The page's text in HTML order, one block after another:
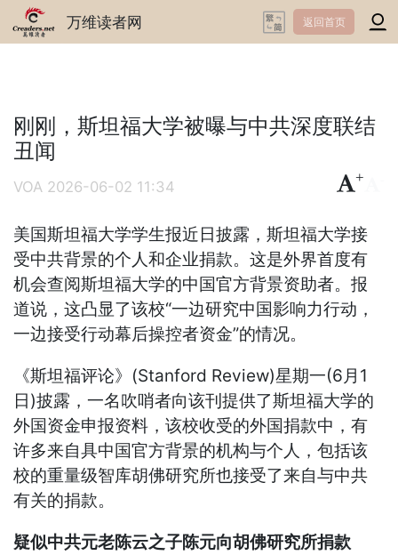
万维读者网 返回首页
刚刚，斯坦福大学被曝与中共深度联结
丑闻
VOA 2026-06-02 11:34
+
美国斯坦福大学学生报近日披露，斯坦福大学接
受中共背景的个人和企业捐款。这是外界首度有
机会查阅斯坦福大学的中国官方背景资助者。报
道说，这凸显了该校“一边研究中国影响力行动，
一边接受行动幕后操控者资金”的情况。
《斯坦福评论》(Stanford Review)星期一(6月1
日)披露，一名吹哨者向该刊提供了斯坦福大学的
外国资金申报资料，该校收受的外国捐款中，有
许多来自具中国官方背景的机构与个人，包括该
校的重量级智库胡佛研究所也接受了来自与中共
有关的捐款。
疑似中共元老陈云之子陈元向胡佛研究所捐款